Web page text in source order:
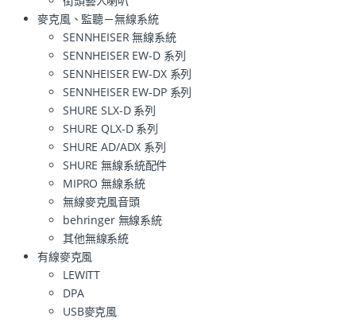
麥克風、監聽－無線系統
SENNHEISER 無線系統
SENNHEISER EW-D 系列
SENNHEISER EW-DX 系列
SENNHEISER EW-DP 系列
SHURE SLX-D 系列
SHURE QLX-D 系列
SHURE AD/ADX 系列
SHURE 無線系統配件
MIPRO 無線系統
無線麥克風音頭
behringer 無線系統
其他無線系統
有線麥克風
LEWITT
DPA
USB麥克風